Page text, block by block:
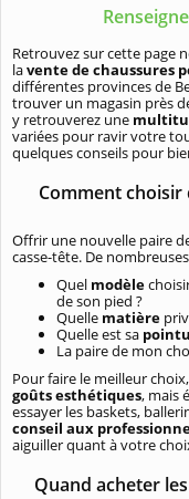
Retrouvez sur cette page
lavente de chaussures
différentes provinces de
trouver un magasin près
y retrouverez une
variées pour ravir votre
quelques conseils pour
Comment choisir
Offrir une nouvelle paire
casse-tête. De
Quel modèle
de son pied ?
Quelle matière
Quelle est sa
La paire de mon
Pour faire le meilleur
goûts esthétiques, mais
essayer les baskets,
conseil aux
aiguiller quant à votre
Quand acheter